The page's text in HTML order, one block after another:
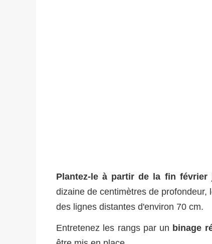
Plantez-le à partir de la fin
dizaine de centimètres de
des lignes distantes d'environ 70 cm.
Entretenez les rangs par un binage